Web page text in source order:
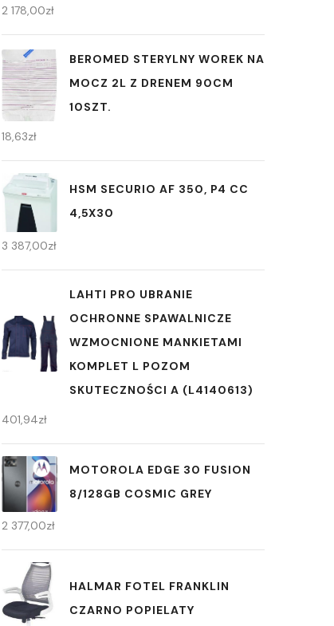
2 178,00zł
BEROMED STERYLNY WOREK NA
MOCZ 2L Z DRENEM 90CM
10SZT.
18,63zł
HSM SECURIO AF 350, P4 CC
4,5X30
3 387,00zł
LAHTI PRO UBRANIE
OCHRONNE SPAWALNICZE
WZMOCNIONE MANKIETAMI
KOMPLET L POZOM
SKUTECZNOŚCI A (L4140613)
401,94zł
MOTOROLA EDGE 30 FUSION
8/128GB COSMIC GREY
2 377,00zł
HALMAR FOTEL FRANKLIN
CZARNO POPIELATY